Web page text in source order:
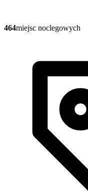
464miejsc noclegowych